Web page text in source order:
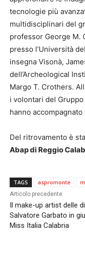
tecnologie più
multidisciplinari del
professor George M.
presso l’Università
insegna Visonà,
dell’Archeological
Margo T. Crothers.
i volontari del
hanno
Del ritrovamento è
Abap di Reggio
TAGS aspromonte
Articolo precedente
Il make-up artist delle
Salvatore Garbato in
Miss Italia Calabria